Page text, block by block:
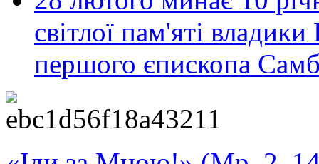
світлої пам'яті
першого єпископа